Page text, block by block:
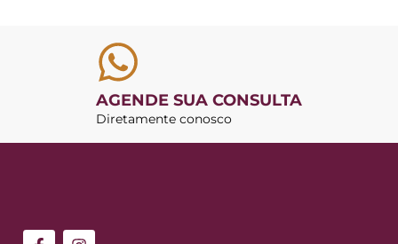
AGENDE SUA CONSULTA
Diretamente conosco